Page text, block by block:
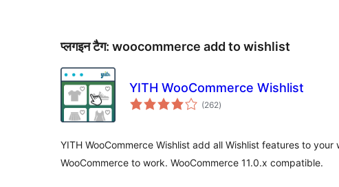
प्लगइन टैग: woocommerce add to wishlist
YITH WooCommerce Wishlist
(262कुल
दर)
YITH WooCommerce Wishlist add all Wishlist features to your
WooCommerce to work. WooCommerce 11.0.x compatible.